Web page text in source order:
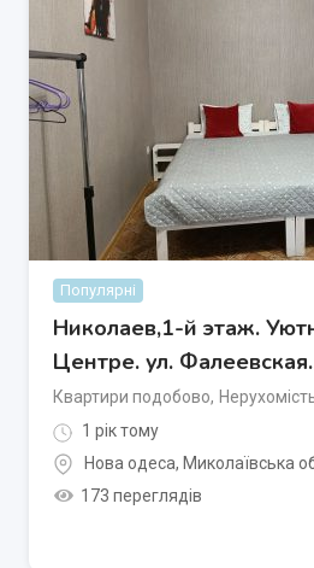
Популярні
Николаев,1-й этаж.
Центре. ул. Фалеевская.
Квартири подобово,
1 рік тому
Нова одеса, Миколаївська
173 переглядів